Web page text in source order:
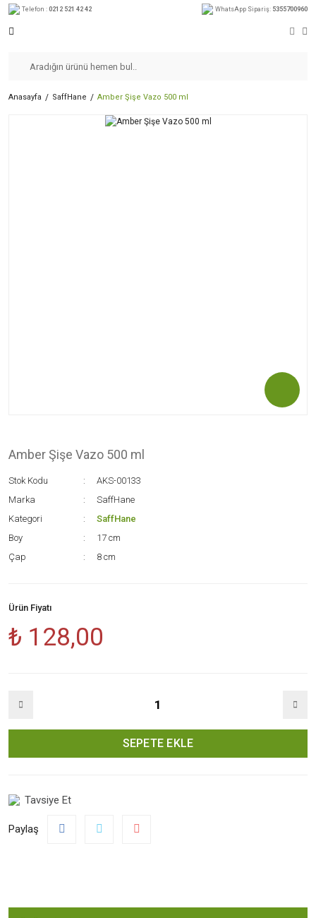
Telefon : 0212 521 42 42 WhatsApp Sipariş: 5355700960
Anasayfa SaffHane Amber Şişe Vazo 500 ml
Amber Şişe Vazo 500 ml
Stok Kodu
AKS-00133
Marka
SaffHane
Kategori
SaffHane
Boy
17 cm
Çap
8 cm
Ürün Fiyatı
₺ 128,00
SEPETE EKLE
Tavsiye Et
Paylaş